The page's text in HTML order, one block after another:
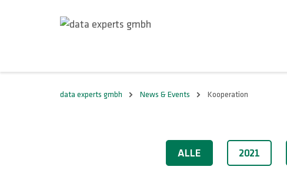
data experts gmbh News & Events Kooperation
ALLE 2021